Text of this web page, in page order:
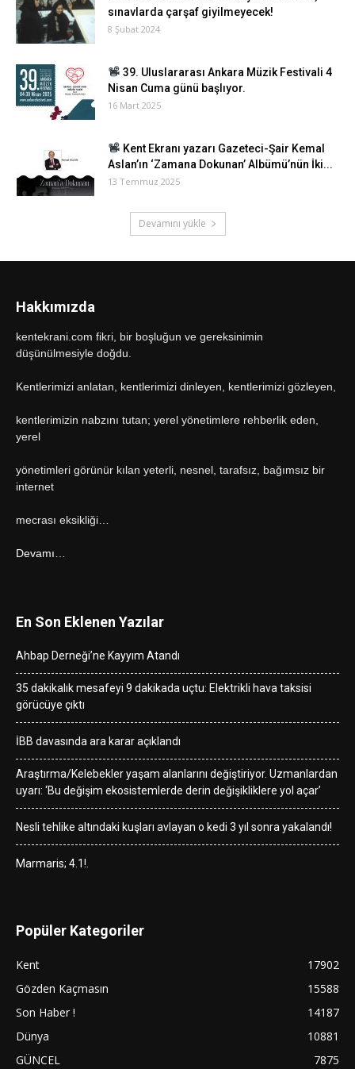
sınavlarda çarşaf giyilmeyecek!
8 Şubat 2024
39. Uluslararası Ankara Müzik Festivali 4
Nisan Cuma günü başlıyor.
16 Mart 2025
Kent Ekranı yazarı Gazeteci-Şair Kemal
Aslan’ın ‘Zamana Dokunan’ Albümü’nün İki...
13 Temmuz 2025
Devamını yükle
Hakkımızda
kentekrani.com fikri, bir boşluğun ve gereksinimin
düşünülmesiyle doğdu.
Kentlerimizi anlatan, kentlerimizi dinleyen, kentlerimizi gözleyen,
kentlerimizin nabzını tutan; yerel yönetimlere rehberlik eden,
yerel
yönetimleri görünür kılan yeterli, nesnel, tarafsız, bağımsız bir
internet
mecrası eksikliği…
Devamı…
En Son Eklenen Yazılar
Ahbap Derneği’ne Kayyım Atandı
35 dakikalık mesafeyi 9 dakikada uçtu: Elektrikli hava taksisi
görücüye çıktı
İBB davasında ara karar açıklandı
Araştırma/Kelebekler yaşam alanlarını değiştiriyor. Uzmanlardan
uyarı: ‘Bu değişim ekosistemlerde derin değişikliklere yol açar’
Nesli tehlike altındaki kuşları avlayan o kedi 3 yıl sonra yakalandı!
Marmaris; 4.1!.
Popüler Kategoriler
Kent
17902
Gözden Kaçmasın
15588
Son Haber !
14187
Dünya
10881
GÜNCEL
7875